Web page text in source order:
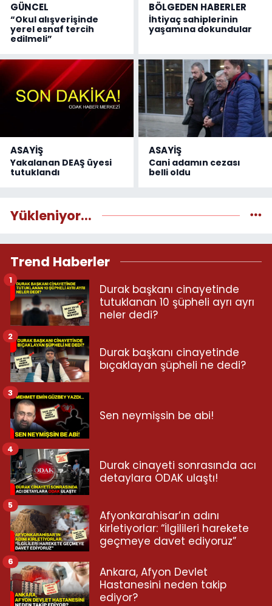
GÜNCEL
“Okul alışverişinde
yerel esnaf tercih
edilmeli”
BÖLGEDEN HABERLER
İhtiyaç sahiplerinin
yaşamına dokundular
ASAYİŞ
Yakalanan DEAŞ üyesi
tutuklandı
ASAYİŞ
Cani adamın cezası
belli oldu
Yükleniyor...
Trend Haberler
Durak başkanı cinayetinde
tutuklanan 10 şüpheli ayrı ayrı
neler dedi?
1
Durak başkanı cinayetinde
bıçaklayan şüpheli ne dedi?
2
Sen neymişsin be abi!
3
Durak cinayeti sonrasında acı
detaylara ODAK ulaştı!
4
Afyonkarahisar’ın adını
kirletiyorlar: “İlgilileri harekete
geçmeye davet ediyoruz”
5
Ankara, Afyon Devlet
Hastanesini neden takip
ediyor?
6